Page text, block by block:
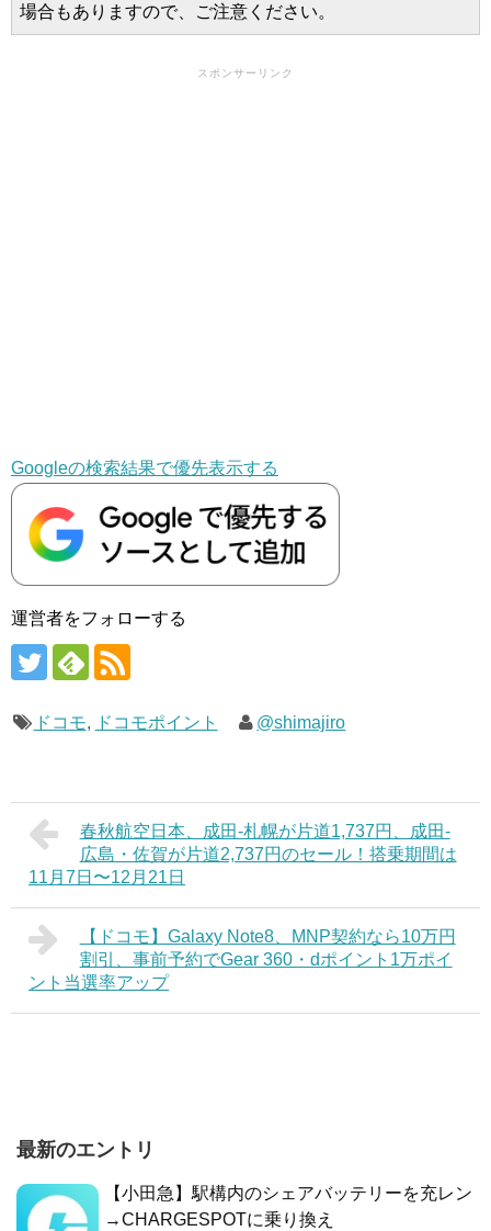
場合もありますので、ご注意ください。
スポンサーリンク
Googleの検索結果で優先表示する
運営者をフォローする
ドコモ, ドコモポイント @shimajiro
春秋航空日本、成田-札幌が片道1,737円、成田-
広島・佐賀が片道2,737円のセール！搭乗期間は
11月7日〜12月21日
【ドコモ】Galaxy Note8、MNP契約なら10万円
割引、事前予約でGear 360・dポイント1万ポイ
ント当選率アップ
最新のエントリ
【小田急】駅構内のシェアバッテリーを充レン
→CHARGESPOTに乗り換え